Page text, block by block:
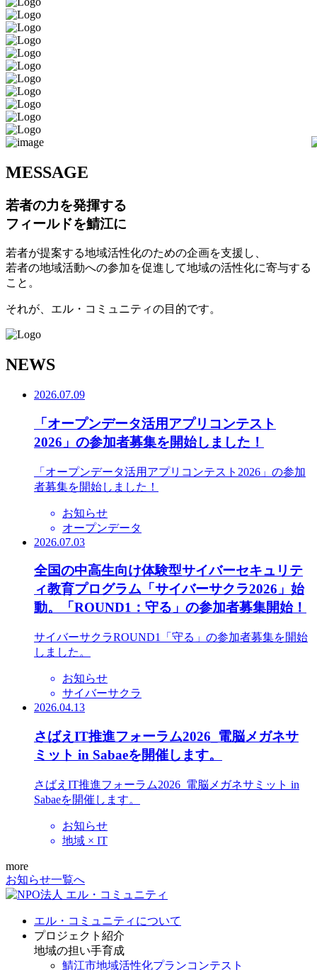
MESSAGE
若者の力を発揮する
フィールドを鯖江に
若者が提案する地域活性化のための企画を支援し、
若者の地域活動への参加を促進して地域の活性化に寄与する
こと。
それが、エル・コミュニティの目的です。
NEWS
2026.07.09
「オープンデータ活用アプリコンテスト
2026」の参加者募集を開始しました！
「オープンデータ活用アプリコンテスト2026」の参加
者募集を開始しました！
お知らせ
オープンデータ
2026.07.03
全国の中高生向け体験型サイバーセキュリテ
ィ教育プログラム「サイバーサクラ2026」始
動。「ROUND1：守る」の参加者募集開始！
サイバーサクラROUND1「守る」の参加者募集を開始
しました。
お知らせ
サイバーサクラ
2026.04.13
さばえIT推進フォーラム2026_電脳メガネサ
ミット in Sabaeを開催します。
さばえIT推進フォーラム2026_電脳メガネサミット in
Sabaeを開催します。
お知らせ
地域 × IT
more
お知らせ一覧へ
エル・コミュニティについて
プロジェクト紹介
地域の担い手育成
鯖江市地域活性化プランコンテスト